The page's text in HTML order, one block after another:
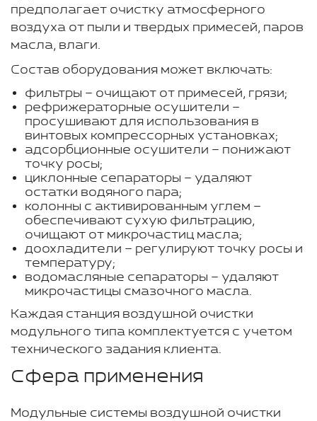
предполагает очистку атмосферного
воздуха от пыли и твердых примесей, паров
масла, влаги.
Состав оборудования может включать:
фильтры – очищают от примесей, грязи;
рефрижераторные осушители –
просушивают для использования в
винтовых компрессорных установках;
адсорбционные осушители – понижают
точку росы;
циклонные сепараторы – удаляют
остатки водяного пара;
колонны с активированным углем –
обеспечивают сухую фильтрацию,
очищают от микрочастиц масла;
доохладители – регулируют точку росы и
температуру;
водомасляные сепараторы – удаляют
микрочастицы смазочного масла.
Каждая станция воздушной очистки
модульного типа комплектуется с учетом
технического задания клиента.
Сфера применения
Модульные системы воздушной очистки